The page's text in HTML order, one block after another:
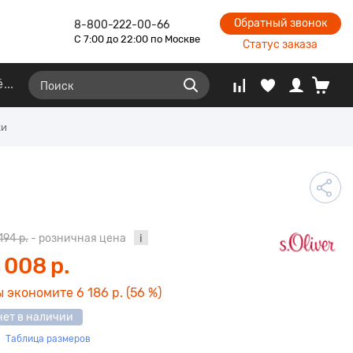
8-800-222-00-66
С 7:00 до 22:00 по Москве
Обратный звонок
Статус заказа
р. - розничная цена
008 р.
экономите 6 186 р. (56 %)
в наличии
Таблица размеров